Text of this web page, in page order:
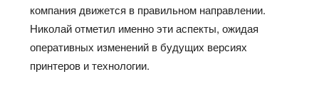
компания движется в правильном направлении.
Николай отметил именно эти аспекты, ожидая
оперативных изменений в будущих версиях
принтеров и технологии.